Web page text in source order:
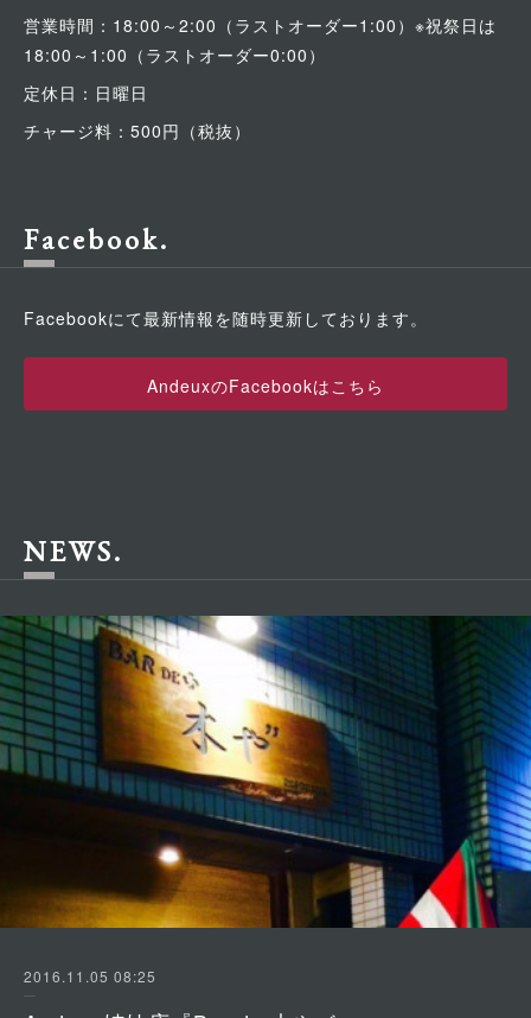
営業時間：18:00～2:00（ラストオーダー1:00）※祝祭日は
18:00～1:00（ラストオーダー0:00）
定休日：日曜日
チャージ料：500円（税抜）
Facebook
Facebookにて最新情報を随時更新しております。
AndeuxのFacebookはこちら
NEWS
2016.11.05 08:25